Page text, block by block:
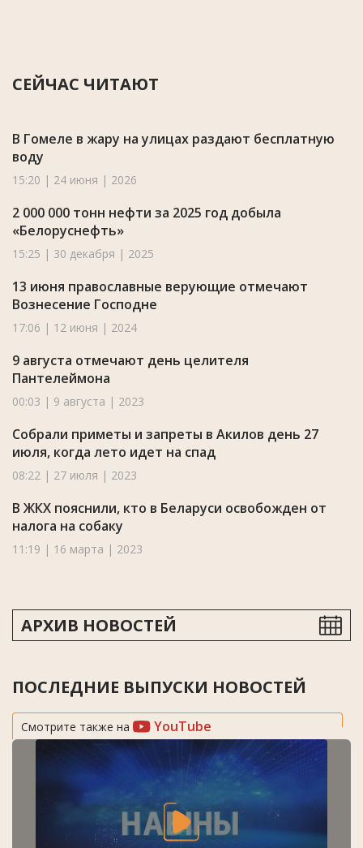
СЕЙЧАС ЧИТАЮТ
В Гомеле в жару на улицах раздают бесплатную
воду
15:20 | 24 июня | 2026
2 000 000 тонн нефти за 2025 год добыла
«Белоруснефть»
15:25 | 30 декабря | 2025
13 июня православные верующие отмечают
Вознесение Господне
17:06 | 12 июня | 2024
9 августа отмечают день целителя
Пантелеймона
00:03 | 9 августа | 2023
Собрали приметы и запреты в Акилов день 27
июля, когда лето идет на спад
08:22 | 27 июля | 2023
В ЖКХ пояснили, кто в Беларуси освобожден от
налога на собаку
11:19 | 16 марта | 2023
АРХИВ НОВОСТЕЙ
ПОСЛЕДНИЕ ВЫПУСКИ НОВОСТЕЙ
Смотрите также на YouTube